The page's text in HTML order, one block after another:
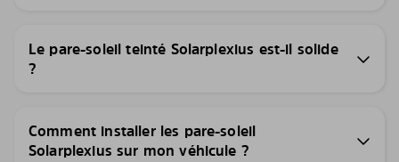
Le pare-soleil teinté Solarplexius est-il solide
?
Comment installer les pare-soleil
Solarplexius sur mon véhicule ?